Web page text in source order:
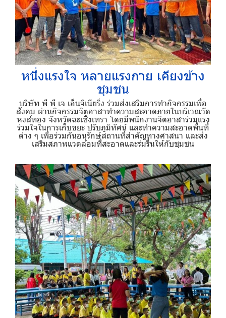
หนึ่งแรงใจ หลายแรงกาย เคียงข้าง
ชุมชน
บริษัท พี พี เจ เอ็นจิเนียริ่ง ร่วมส่งเสริมการทำกิจกรรมเพื่อ
สังคม ผ่านกิจกรรมจิตอาสาทำความสะอาดภายในบริเวณวัด
หงส์ทอง จังหวัดฉะเชิงเทรา โดยมีพนักงานจิตอาสาร่วมแรง
ร่วมใจในการเก็บขยะ ปรับภูมิทัศน์ และทำความสะอาดพื้นที่
ต่าง ๆ เพื่อร่วมกันอนุรักษ์สถานที่สำคัญทางศาสนา และส่ง
เสริมสภาพแวดล้อมที่สะอาดและร่มรื่นให้กับชุมชน